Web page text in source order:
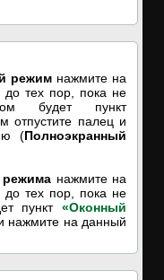
режим нажмите на
до тех пор, пока не
будет пункт
отпустите палец и
(Полноэкранный
режима нажмите на
до тех пор, пока не
пункт «Оконный
нажмите на данный